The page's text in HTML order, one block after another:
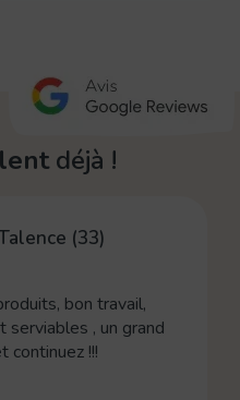
déjà !
(33)
bon travail,
serviables , un grand
continuez !!!